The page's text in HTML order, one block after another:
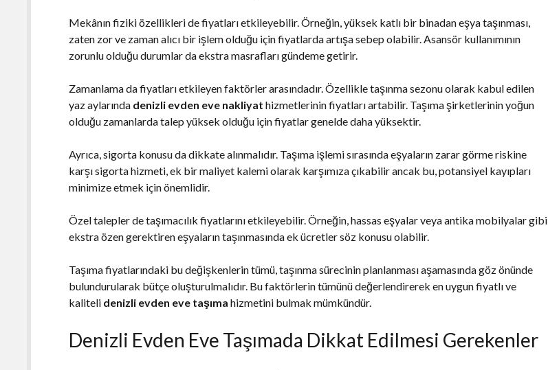
Mekânın fiziki özellikleri de fiyatları etkileyebilir. Örneğin, yüksek katlı bir binadan eşya taşınması,
zaten zor ve zaman alıcı bir işlem olduğu için fiyatlarda artışa sebep olabilir. Asansör kullanımının
zorunlu olduğu durumlar da ekstra masrafları gündeme getirir.
Zamanlama da fiyatları etkileyen faktörler arasındadır. Özellikle taşınma sezonu olarak kabul edilen
yaz aylarında denizli evden eve nakliyat hizmetlerinin fiyatları artabilir. Taşıma şirketlerinin yoğun
olduğu zamanlarda talep yüksek olduğu için fiyatlar genelde daha yüksektir.
Ayrıca, sigorta konusu da dikkate alınmalıdır. Taşıma işlemi sırasında eşyaların zarar görme riskine
karşı sigorta hizmeti, ek bir maliyet kalemi olarak karşımıza çıkabilir ancak bu, potansiyel kayıpları
minimize etmek için önemlidir.
Özel talepler de taşımacılık fiyatlarını etkileyebilir. Örneğin, hassas eşyalar veya antika mobilyalar gibi
ekstra özen gerektiren eşyaların taşınmasında ek ücretler söz konusu olabilir.
Taşıma fiyatlarındaki bu değişkenlerin tümü, taşınma sürecinin planlanması aşamasında göz önünde
bulundurularak bütçe oluşturulmalıdır. Bu faktörlerin tümünü değerlendirerek en uygun fiyatlı ve
kaliteli denizli evden eve taşıma hizmetini bulmak mümkündür.
Denizli Evden Eve Taşımada Dikkat Edilmesi Gerekenler